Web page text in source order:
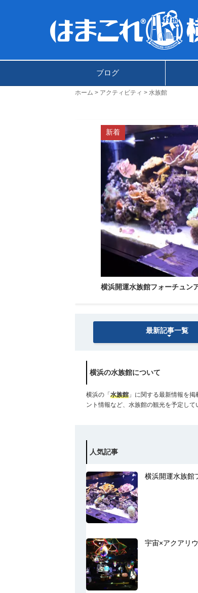
ブログ
ホーム アクティビティ 水族館
新着
横浜開運水族館フォーチュン
最新記事一覧
横浜の水族館について
横浜の「水族館」に関する最新情報を掲
ント情報など、水族館の観光を予定して
人気記事
横浜開運水族館
宇宙×アクアリ